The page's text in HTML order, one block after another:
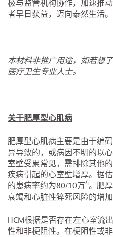
极与监管机构协作，加速推
者早日获益，迈向泰然生活。
本材料非推广用途，如若想
医疗卫生专业人士。
关于肥厚型心肌病
肥厚型心肌病主要是由于编
异导致的，或病因不明的以
室壁受累常见，需排除其他
疾病引起的心室壁增厚。据
的患病率约为80/10万4。肥
衰竭和心脏性猝死风险的增加
HCM根据是否存在左心室流
性和非梗阻性。在梗阻性或